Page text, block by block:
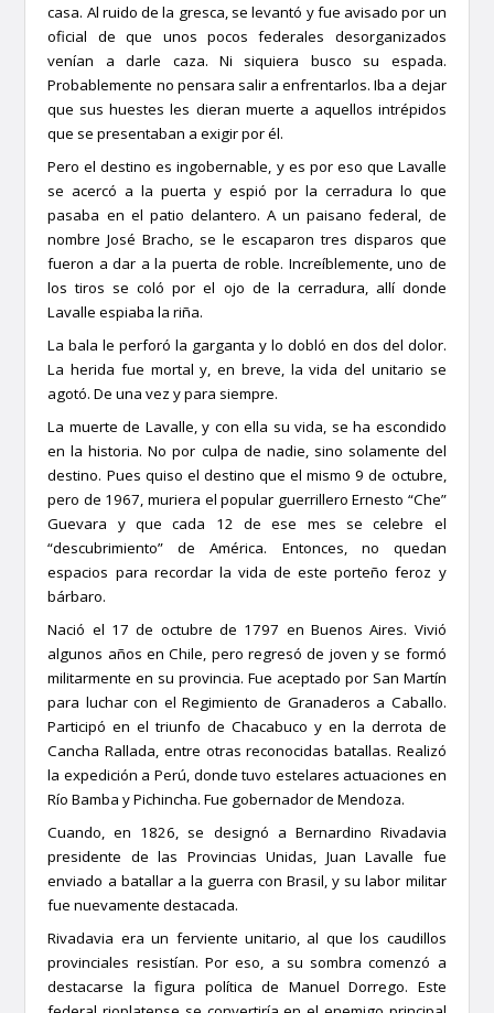
casa. Al ruido de la gresca, se levantó y fue avisado por un
oficial de que unos pocos federales desorganizados
venían a darle caza. Ni siquiera busco su espada.
Probablemente no pensara salir a enfrentarlos. Iba a dejar
que sus huestes les dieran muerte a aquellos intrépidos
que se presentaban a exigir por él.
Pero el destino es ingobernable, y es por eso que Lavalle
se acercó a la puerta y espió por la cerradura lo que
pasaba en el patio delantero. A un paisano federal, de
nombre José Bracho, se le escaparon tres disparos que
fueron a dar a la puerta de roble. Increíblemente, uno de
los tiros se coló por el ojo de la cerradura, allí donde
Lavalle espiaba la riña.
La bala le perforó la garganta y lo dobló en dos del dolor.
La herida fue mortal y, en breve, la vida del unitario se
agotó. De una vez y para siempre.
La muerte de Lavalle, y con ella su vida, se ha escondido
en la historia. No por culpa de nadie, sino solamente del
destino. Pues quiso el destino que el mismo 9 de octubre,
pero de 1967, muriera el popular guerrillero Ernesto “Che”
Guevara y que cada 12 de ese mes se celebre el
“descubrimiento” de América. Entonces, no quedan
espacios para recordar la vida de este porteño feroz y
bárbaro.
Nació el 17 de octubre de 1797 en Buenos Aires. Vivió
algunos años en Chile, pero regresó de joven y se formó
militarmente en su provincia. Fue aceptado por San Martín
para luchar con el Regimiento de Granaderos a Caballo.
Participó en el triunfo de Chacabuco y en la derrota de
Cancha Rallada, entre otras reconocidas batallas. Realizó
la expedición a Perú, donde tuvo estelares actuaciones en
Río Bamba y Pichincha. Fue gobernador de Mendoza.
Cuando, en 1826, se designó a Bernardino Rivadavia
presidente de las Provincias Unidas, Juan Lavalle fue
enviado a batallar a la guerra con Brasil, y su labor militar
fue nuevamente destacada.
Rivadavia era un ferviente unitario, al que los caudillos
provinciales resistían. Por eso, a su sombra comenzó a
destacarse la figura política de Manuel Dorrego. Este